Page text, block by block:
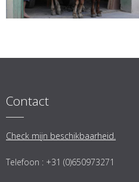
Contact
Check mijn beschikbaarheid.
Telefoon : +31 (0)650973271